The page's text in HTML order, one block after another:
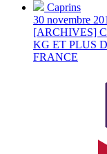
Caprins
30 novembre
[ARCHIVES]
KG ET PLUS
FRANCE